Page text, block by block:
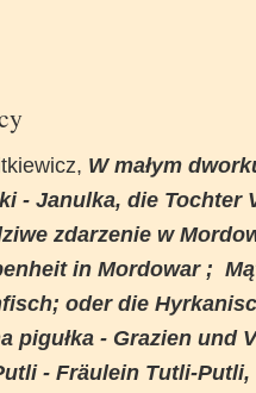
W małym
- Janulka, die Tochter
zdarzenie w
in Mordowar ;
oder die
pigułka - Grazien und
- Fräulein Tutli-Putli,